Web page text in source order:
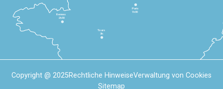
Rennes
2h30
Tours
3h
Paris
1h30
Copyright @ 2025Rechtliche HinweiseVerwaltung von Cookies
Sitemap